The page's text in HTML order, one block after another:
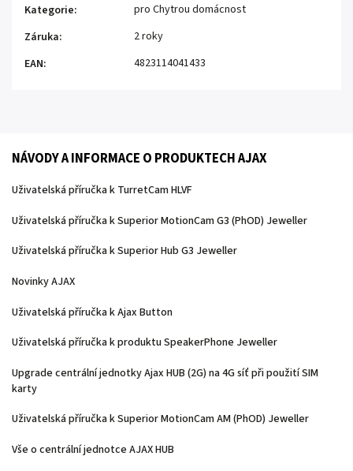
Kategorie:
pro Chytrou domácnost
Záruka:
2 roky
EAN: 4823114041433
NÁVODY A INFORMACE O PRODUKTECH AJAX
Uživatelská příručka k TurretCam HLVF
Uživatelská příručka k Superior MotionCam G3 (PhOD) Jeweller
Uživatelská příručka k Superior Hub G3 Jeweller
Novinky AJAX
Uživatelská příručka k Ajax Button
Uživatelská příručka k produktu SpeakerPhone Jeweller
Upgrade centrální jednotky Ajax HUB (2G) na 4G síť při použití SIM
karty
Uživatelská příručka k Superior MotionCam AM (PhOD) Jeweller
Vše o centrální jednotce AJAX HUB